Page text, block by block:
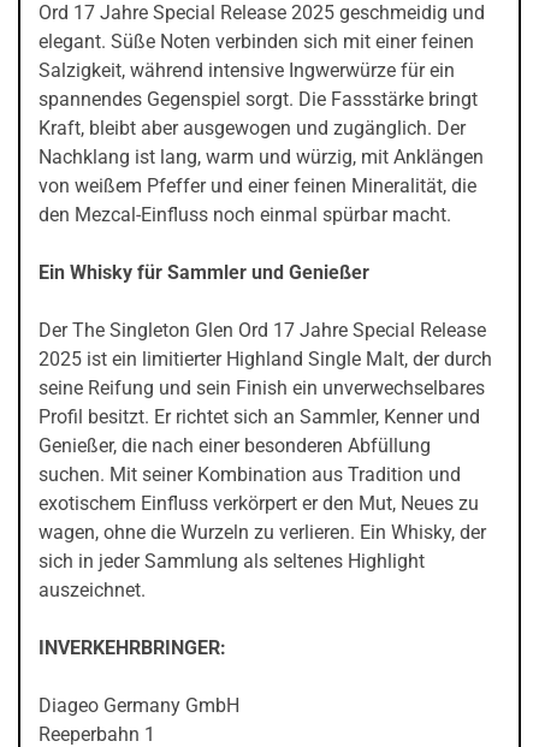
Ord 17 Jahre Special Release 2025 geschmeidig und
elegant. Süße Noten verbinden sich mit einer feinen
Salzigkeit, während intensive Ingwerwürze für ein
spannendes Gegenspiel sorgt. Die Fassstärke bringt
Kraft, bleibt aber ausgewogen und zugänglich. Der
Nachklang ist lang, warm und würzig, mit Anklängen
von weißem Pfeffer und einer feinen Mineralität, die
den Mezcal-Einfluss noch einmal spürbar macht.
Ein Whisky für Sammler und Genießer
Der The Singleton Glen Ord 17 Jahre Special Release
2025 ist ein limitierter Highland Single Malt, der durch
seine Reifung und sein Finish ein unverwechselbares
Profil besitzt. Er richtet sich an Sammler, Kenner und
Genießer, die nach einer besonderen Abfüllung
suchen. Mit seiner Kombination aus Tradition und
exotischem Einfluss verkörpert er den Mut, Neues zu
wagen, ohne die Wurzeln zu verlieren. Ein Whisky, der
sich in jeder Sammlung als seltenes Highlight
auszeichnet.
INVERKEHRBRINGER:
Diageo Germany GmbH
Reeperbahn 1